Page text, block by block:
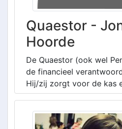
Quaestor -
Hoorde
De Quaestor (ook wel
de financieel
Hij/zij zorgt voor de kas